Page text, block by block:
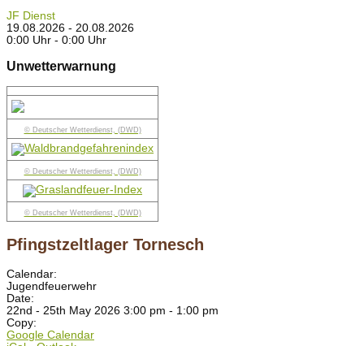
JF Dienst
19.08.2026 - 20.08.2026
0:00 Uhr - 0:00 Uhr
Unwetterwarnung
© Deutscher Wetterdienst, (DWD)
© Deutscher Wetterdienst, (DWD)
© Deutscher Wetterdienst, (DWD)
Pfingstzeltlager Tornesch
Calendar:
Jugendfeuerwehr
Date:
22nd - 25th May 2026 3:00 pm - 1:00 pm
Copy:
Google Calendar